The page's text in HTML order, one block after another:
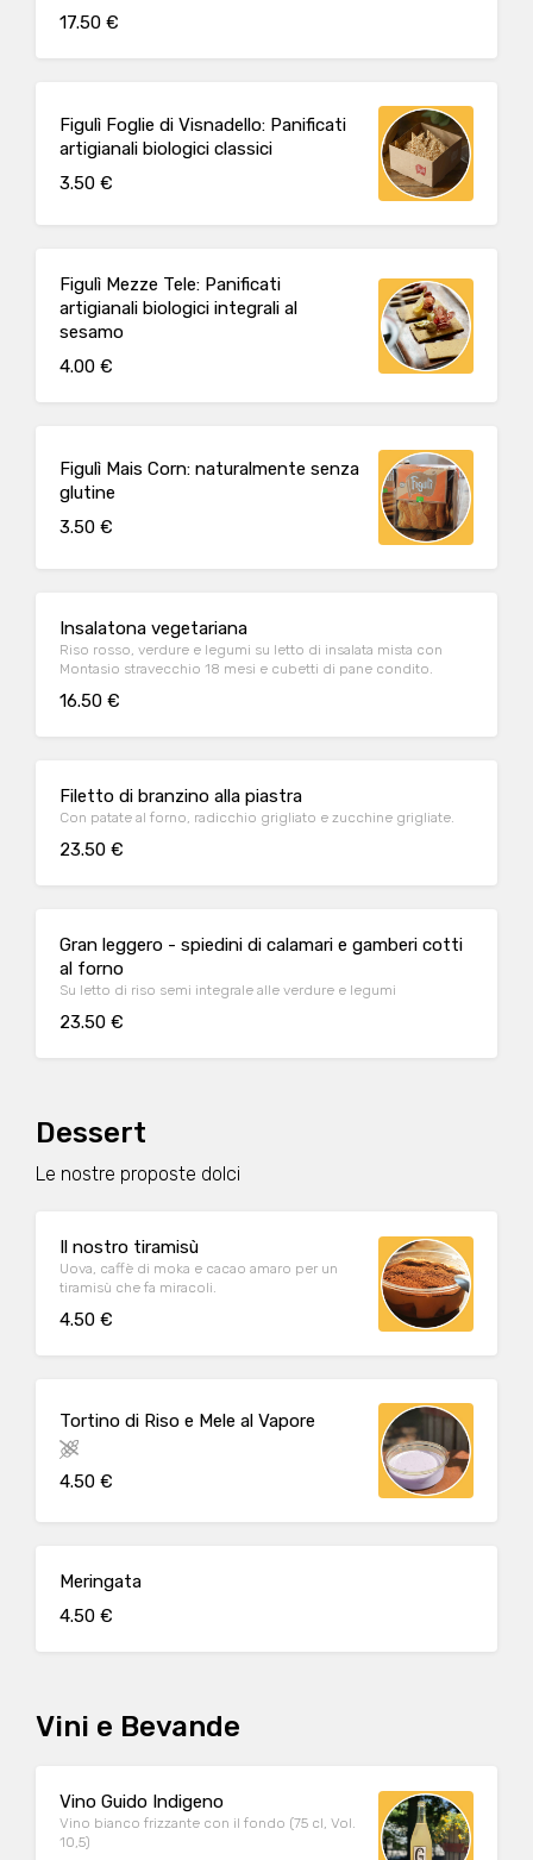
17.50 €
Figulì Foglie di Visnadello: Panificati
artigianali biologici classici
3.50 €
Figulì Mezze Tele: Panificati
artigianali biologici integrali al
sesamo
4.00 €
Figulì Mais Corn: naturalmente senza
glutine
3.50 €
Insalatona vegetariana
Riso rosso, verdure e legumi su letto di insalata mista con
Montasio stravecchio 18 mesi e cubetti di pane condito.
16.50 €
Filetto di branzino alla piastra
Con patate al forno, radicchio grigliato e zucchine grigliate.
23.50 €
Gran leggero - spiedini di calamari e gamberi cotti
al forno
Su letto di riso semi integrale alle verdure e legumi
23.50 €
Dessert
Le nostre proposte dolci
Il nostro tiramisù
Uova, caffè di moka e cacao amaro per un
tiramisù che fa miracoli.
4.50 €
Tortino di Riso e Mele al Vapore
4.50 €
Meringata
4.50 €
Vini e Bevande
Vino Guido Indigeno
Vino bianco frizzante con il fondo (75 cl, Vol.
10,5)